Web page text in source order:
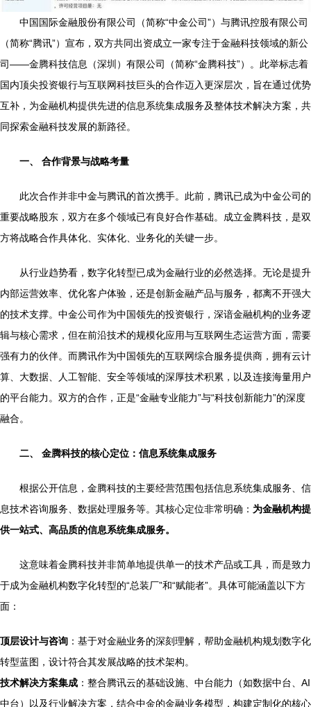
中国国际金融股份有限公司（简称“中金公司”）与腾讯控股有限公司
（简称“腾讯”）宣布，双方共同出资成立一家专注于金融科技领域的新公
司——金腾科技信息（深圳）有限公司（简称“金腾科技”）。此举标志着
国内顶尖投资银行与互联网科技巨头的合作迈入更深层次，旨在通过优势
互补，为金融机构提供先进的信息系统集成服务及整体技术解决方案，共
同探索金融科技发展的新路径。
一、 合作背景与战略考量
此次合作并非中金与腾讯的首次携手。此前，腾讯已成为中金公司的
重要战略股东，双方在多个领域已有良好合作基础。成立金腾科技，是双
方将战略合作具体化、实体化、业务化的关键一步。
从行业趋势看，数字化转型已成为金融行业的必然选择。无论是提升
内部运营效率、优化客户体验，还是创新金融产品与服务，都离不开强大
的技术支撑。中金公司作为中国领先的投资银行，深谙金融机构的业务逻
辑与核心需求，但在前沿技术的规模化应用与互联网生态运营方面，需要
强有力的伙伴。而腾讯作为中国领先的互联网综合服务提供商，拥有云计
算、大数据、人工智能、安全等领域的深厚技术积累，以及连接海量用户
的平台能力。双方的合作，正是“金融专业能力”与“科技创新能力”的深度
融合。
二、 金腾科技的核心定位：信息系统集成服务
根据公开信息，金腾科技的主要经营范围包括信息系统集成服务、信
息技术咨询服务、数据处理服务等。其核心定位非常明确： 为金融机构提
供一站式、高品质的信息系统集成服务。
这意味着金腾科技并非简单地提供单一的技术产品或工具，而是致力
于成为金融机构数字化转型的“总装厂”和“赋能者”。具体可能涵盖以下方
面：
顶层设计与咨询 ：基于对金融业务的深刻理解，帮助金融机构规划数字化
转型蓝图，设计符合其发展战略的技术架构。
技术解决方案集成 ：整合腾讯云的基础设施、中台能力（如数据中台、AI
中台）以及行业解决方案，结合中金的金融业务模型，构建定制化的核心